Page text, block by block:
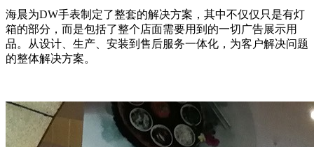
海晨为DW手表制定了整套的解决方案，其中不仅仅只是有灯
箱的部分，而是包括了整个店面需要用到的一切广告展示用
品。从设计、生产、安装到售后服务一体化，为客户解决问题
的整体解决方案。